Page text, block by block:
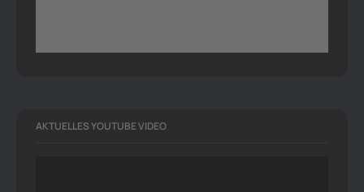
AKTUELLES YOUTUBE VIDEO